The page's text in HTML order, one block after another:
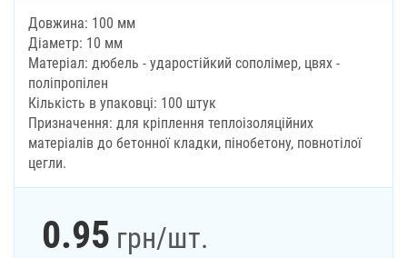
Довжина: 100 мм
Діаметр: 10 мм
Матеріал: дюбель - ударостійкий сополімер, цвях -
поліпропілен
Кількість в упаковці: 100 штук
Призначення: для кріплення теплоізоляційних
матеріалів до бетонної кладки, пінобетону, повнотілої
цегли.
0.95 грн/шт.